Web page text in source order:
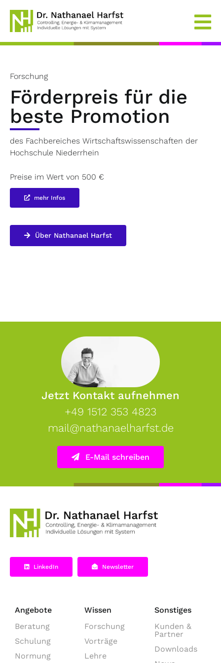
content
Forschung
Förderpreis für die
beste Promotion
des Fachbereiches Wirtschaftswissenschaften der
Hochschule Niederrhein
Preise im Wert von 500 €
mehr Infos
Über Nathanael Harfst
Jetzt Kontakt aufnehmen
+49 1512 353 4823
mail@nathanaelharfst.de
E-Mail schreiben
LinkedIn Newsletter
Angebote
Beratung
Schulung
Normung
Wissen
Forschung
Vorträge
Lehre
Sonstiges
Kunden &
Partner
Downloads